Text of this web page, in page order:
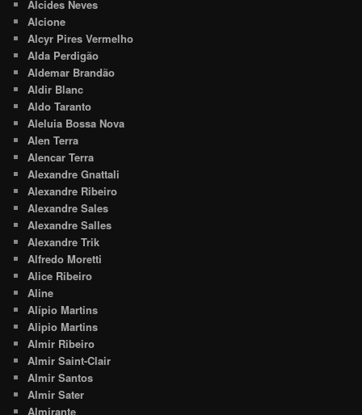
Alcides Neves
Alcione
Alcyr Pires Vermelho
Alda Perdigão
Aldemar Brandão
Aldir Blanc
Aldo Taranto
Aleluia Bossa Nova
Alen Terra
Alencar Terra
Alexandre Gnattali
Alexandre Ribeiro
Alexandre Sales
Alexandre Salles
Alexandre Trik
Alfredo Moretti
Alice Ribeiro
Aline
Alípio Martins
Alipio Martins
Almir Ribeiro
Almir Saint-Clair
Almir Santos
Almir Sater
Almirante